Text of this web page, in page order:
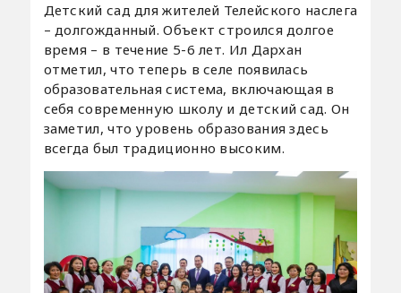
Детский сад для жителей Телейского наслега
– долгожданный. Объект строился долгое
время – в течение 5-6 лет. Ил Дархан
отметил, что теперь в селе появилась
образовательная система, включающая в
себя современную школу и детский сад. Он
заметил, что уровень образования здесь
всегда был традиционно высоким.